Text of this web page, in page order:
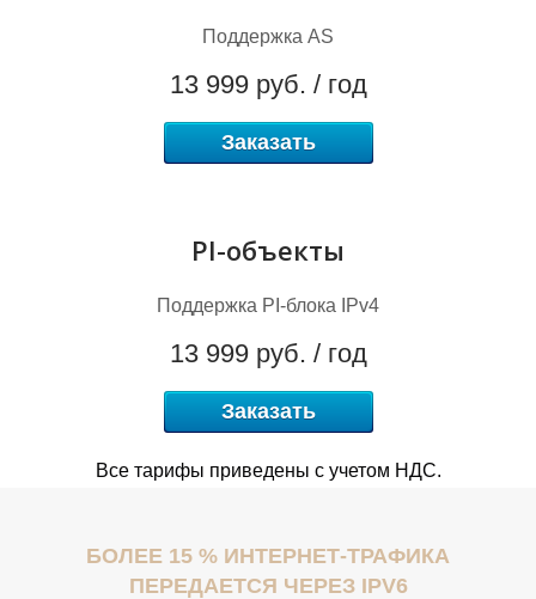
R
Поддержка AS
13 999 руб. / год
Заказать
PI-объекты
Поддержка PI-блока IPv4
13 999 руб. / год
Заказать
Все тарифы приведены с учетом НДС.
БОЛЕЕ 15 % ИНТЕРНЕТ-ТРАФИКА
ПЕРЕДАЕТСЯ ЧЕРЕЗ IPV6